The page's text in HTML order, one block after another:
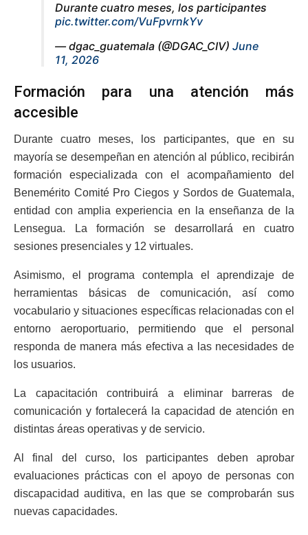
Durante cuatro meses, los participantes
pic.twitter.com/VuFpvrnkYv
— dgac_guatemala (@DGAC_CIV) June
11, 2026
Formación para una atención más
accesible
Durante cuatro meses, los participantes, que en su
mayoría se desempeñan en atención al público, recibirán
formación especializada con el acompañamiento del
Benemérito Comité Pro Ciegos y Sordos de Guatemala,
entidad con amplia experiencia en la enseñanza de la
Lensegua. La formación se desarrollará en cuatro
sesiones presenciales y 12 virtuales.
Asimismo, el programa contempla el aprendizaje de
herramientas básicas de comunicación, así como
vocabulario y situaciones específicas relacionadas con el
entorno aeroportuario, permitiendo que el personal
responda de manera más efectiva a las necesidades de
los usuarios.
La capacitación contribuirá a eliminar barreras de
comunicación y fortalecerá la capacidad de atención en
distintas áreas operativas y de servicio.
Al final del curso, los participantes deben aprobar
evaluaciones prácticas con el apoyo de personas con
discapacidad auditiva, en las que se comprobarán sus
nuevas capacidades.